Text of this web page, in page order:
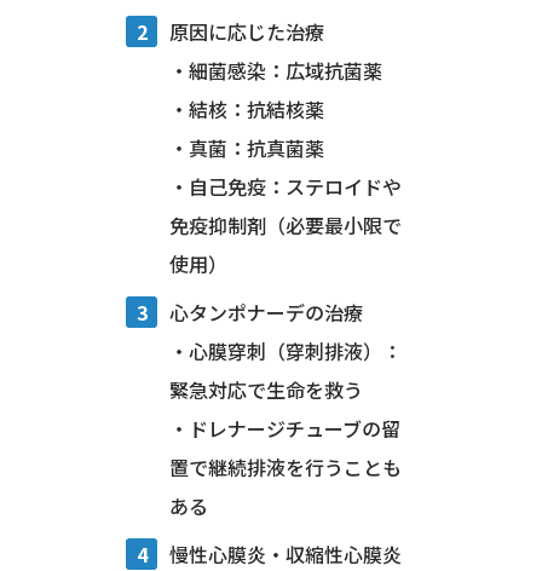
原因に応じた治療
・細菌感染：広域抗菌薬
・結核：抗結核薬
・真菌：抗真菌薬
・自己免疫：ステロイドや
免疫抑制剤（必要最小限で
使用）
心タンポナーデの治療
・心膜穿刺（穿刺排液）：
緊急対応で生命を救う
・ドレナージチューブの留
置で継続排液を行うことも
ある
慢性心膜炎・収縮性心膜炎